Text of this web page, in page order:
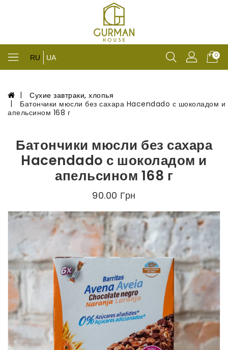
RU UA 0
Сухие завтраки, хлопья
Батончики мюсли без сахара Hacendado с шоколадом и
апельсином 168 г
Батончики мюсли без сахара
Hacendado с шоколадом и
апельсином 168 г
90.00 Грн